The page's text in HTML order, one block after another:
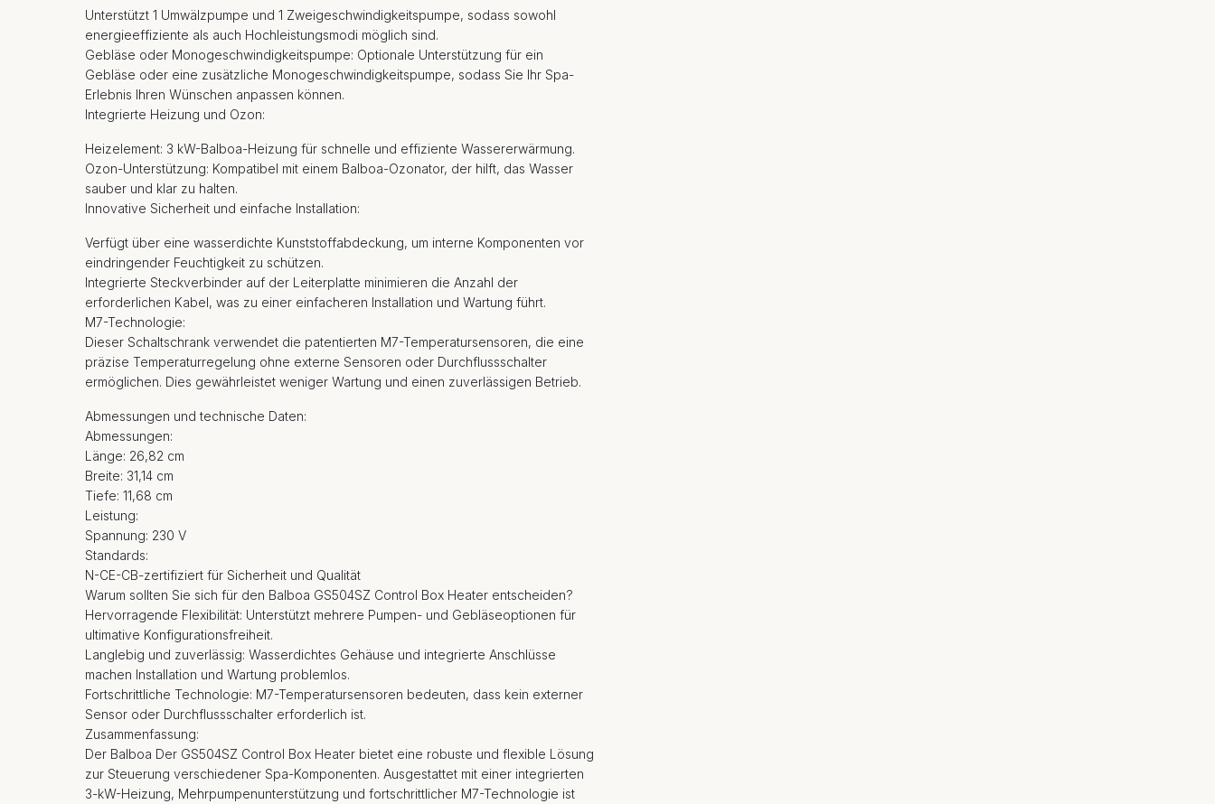
Unterstützt 1 Umwälzpumpe und 1 Zweigeschwindigkeitspumpe, sodass sowohl
energieeffiziente als auch Hochleistungsmodi möglich sind.
Gebläse oder Monogeschwindigkeitspumpe: Optionale Unterstützung für ein
Gebläse oder eine zusätzliche Monogeschwindigkeitspumpe, sodass Sie Ihr Spa-
Erlebnis Ihren Wünschen anpassen können.
Integrierte Heizung und Ozon:
Heizelement: 3 kW-Balboa-Heizung für schnelle und effiziente Wassererwärmung.
Ozon-Unterstützung: Kompatibel mit einem Balboa-Ozonator, der hilft, das Wasser
sauber und klar zu halten.
Innovative Sicherheit und einfache Installation:
Verfügt über eine wasserdichte Kunststoffabdeckung, um interne Komponenten vor
eindringender Feuchtigkeit zu schützen.
Integrierte Steckverbinder auf der Leiterplatte minimieren die Anzahl der
erforderlichen Kabel, was zu einer einfacheren Installation und Wartung führt.
M7-Technologie:
Dieser Schaltschrank verwendet die patentierten M7-Temperatursensoren, die eine
präzise Temperaturregelung ohne externe Sensoren oder Durchflussschalter
ermöglichen. Dies gewährleistet weniger Wartung und einen zuverlässigen Betrieb.
Abmessungen und technische Daten:
Abmessungen:
Länge: 26,82 cm
Breite: 31,14 cm
Tiefe: 11,68 cm
Leistung:
Spannung: 230 V
Standards:
N-CE-CB-zertifiziert für Sicherheit und Qualität
Warum sollten Sie sich für den Balboa GS504SZ Control Box Heater entscheiden?
Hervorragende Flexibilität: Unterstützt mehrere Pumpen- und Gebläseoptionen für
ultimative Konfigurationsfreiheit.
Langlebig und zuverlässig: Wasserdichtes Gehäuse und integrierte Anschlüsse
machen Installation und Wartung problemlos.
Fortschrittliche Technologie: M7-Temperatursensoren bedeuten, dass kein externer
Sensor oder Durchflussschalter erforderlich ist.
Zusammenfassung:
Der Balboa Der GS504SZ Control Box Heater bietet eine robuste und flexible Lösung
zur Steuerung verschiedener Spa-Komponenten. Ausgestattet mit einer integrierten
3-kW-Heizung, Mehrpumpenunterstützung und fortschrittlicher M7-Technologie ist